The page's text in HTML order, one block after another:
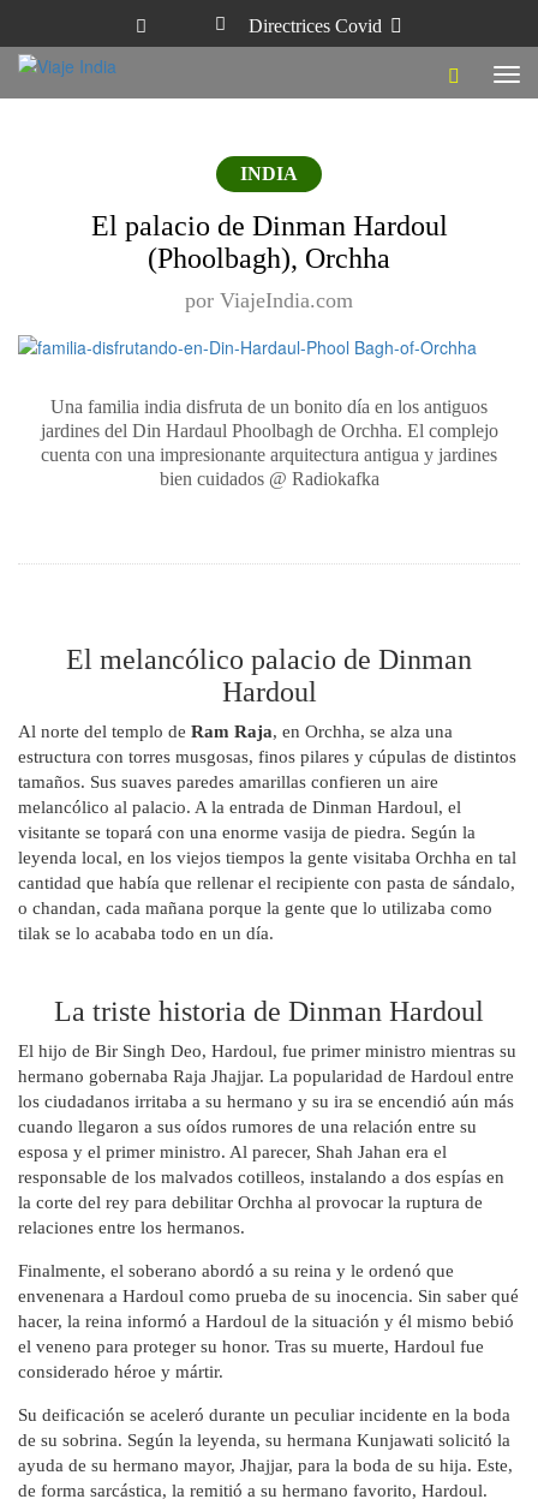
Directrices Covid
INDIA
El palacio de Dinman Hardoul
(Phoolbagh), Orchha
por ViajeIndia.com
Una familia india disfruta de un bonito día en los antiguos
jardines del Din Hardaul Phoolbagh de Orchha. El complejo
cuenta con una impresionante arquitectura antigua y jardines
bien cuidados @ Radiokafka
El melancólico palacio de Dinman
Hardoul
Al norte del templo de Ram Raja, en Orchha, se alza una
estructura con torres musgosas, finos pilares y cúpulas de distintos
tamaños. Sus suaves paredes amarillas confieren un aire
melancólico al palacio. A la entrada de Dinman Hardoul, el
visitante se topará con una enorme vasija de piedra. Según la
leyenda local, en los viejos tiempos la gente visitaba Orchha en tal
cantidad que había que rellenar el recipiente con pasta de sándalo,
o chandan, cada mañana porque la gente que lo utilizaba como
tilak se lo acababa todo en un día.
La triste historia de Dinman Hardoul
El hijo de Bir Singh Deo, Hardoul, fue primer ministro mientras su
hermano gobernaba Raja Jhajjar. La popularidad de Hardoul entre
los ciudadanos irritaba a su hermano y su ira se encendió aún más
cuando llegaron a sus oídos rumores de una relación entre su
esposa y el primer ministro. Al parecer, Shah Jahan era el
responsable de los malvados cotilleos, instalando a dos espías en
la corte del rey para debilitar Orchha al provocar la ruptura de
relaciones entre los hermanos.
Finalmente, el soberano abordó a su reina y le ordenó que
envenenara a Hardoul como prueba de su inocencia. Sin saber qué
hacer, la reina informó a Hardoul de la situación y él mismo bebió
el veneno para proteger su honor. Tras su muerte, Hardoul fue
considerado héroe y mártir.
Su deificación se aceleró durante un peculiar incidente en la boda
de su sobrina. Según la leyenda, su hermana Kunjawati solicitó la
ayuda de su hermano mayor, Jhajjar, para la boda de su hija. Este,
de forma sarcástica, la remitió a su hermano favorito, Hardoul.